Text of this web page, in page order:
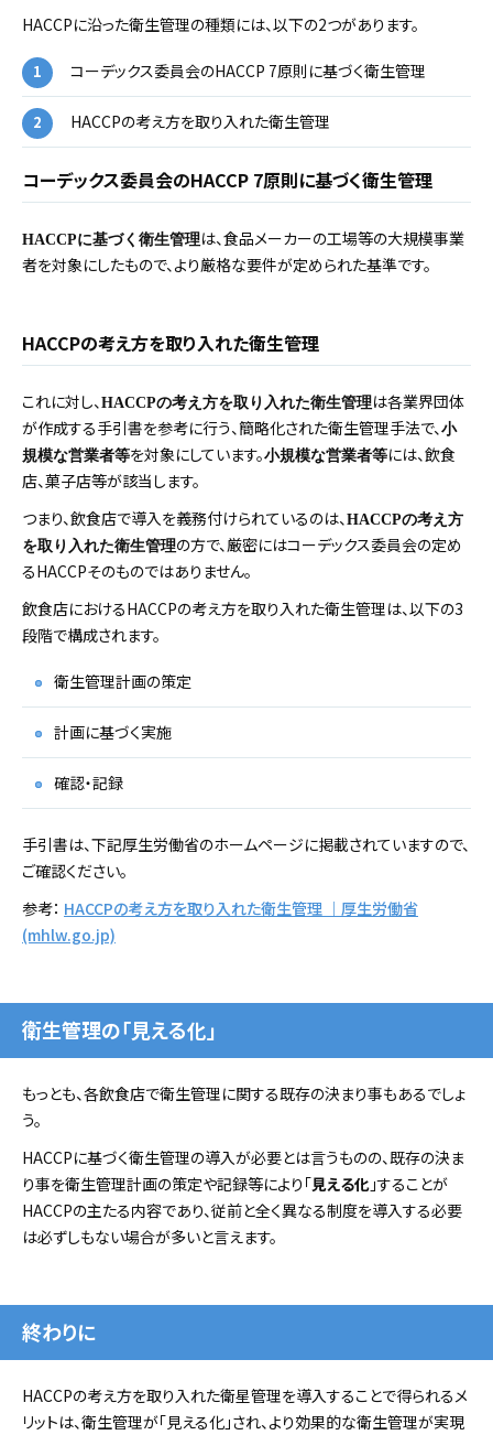
HACCPに沿った衛生管理の種類には、以下の2つがあります。
コーデックス委員会のHACCP 7原則に基づく衛生管理
HACCPの考え方を取り入れた衛生管理
コーデックス委員会のHACCP 7原則に基づく衛生管理
HACCPに基づく衛生管理は、食品メーカーの工場等の大規模事業
者を対象にしたもので、より厳格な要件が定められた基準です。
HACCPの考え方を取り入れた衛生管理
これに対し、 HACCPの考え方を取り入れた衛生管理は各業界団体
が作成する手引書を参考に行う、簡略化された衛生管理手法で、 小
規模な営業者等を対象にしています。小規模な営業者等には、飲食
店、菓子店等が該当します。
つまり、飲食店で導入を義務付けられているのは、 HACCPの考え方
を取り入れた衛生管理の方で、厳密にはコーデックス委員会の定め
るHACCPそのものではありません。
飲食店におけるHACCPの考え方を取り入れた衛生管理は、以下の3
段階で構成されます。
衛生管理計画の策定
計画に基づく実施
確認・記録
手引書は、下記厚生労働省のホームページに掲載されていますので、
ご確認ください。
参考： HACCPの考え方を取り入れた衛生管理 ｜厚生労働省
(mhlw.go.jp)
衛生管理の「見える化」
もっとも、各飲食店で衛生管理に関する既存の決まり事もあるでしょ
う。
HACCPに基づく衛生管理の導入が必要とは言うものの、既存の決ま
り事を衛生管理計画の策定や記録等により「見える化 」することが
HACCPの主たる内容であり、従前と全く異なる制度を導入する必要
は必ずしもない場合が多いと言えます。
終わりに
HACCPの考え方を取り入れた衛星管理を導入することで得られるメ
リットは、衛生管理が「見える化」され、より効果的な衛生管理が実現